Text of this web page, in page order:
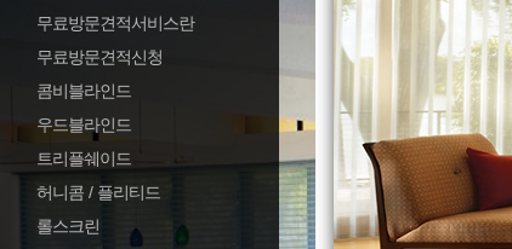
무료방문견적서비스란
무료방문견적신청
콤비블라인드
우드블라인드
트리플쉐이드
허니콤 / 플리티드
롤스크린